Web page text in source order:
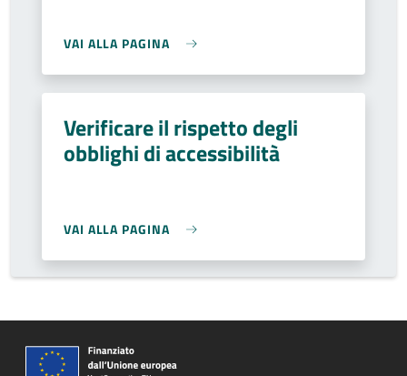
VAI ALLA PAGINA
Verificare il rispetto degli
obblighi di accessibilità
VAI ALLA PAGINA